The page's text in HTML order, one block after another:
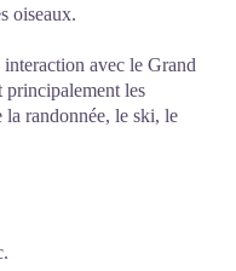
oiseaux.
avec le Grand
principalement les
la randonnée, le ski, le